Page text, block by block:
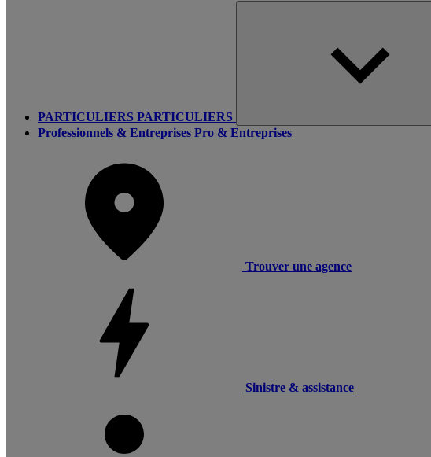
PARTICULIERS PARTICULIERS
Professionnels & Entreprises Pro & Entreprises
Trouver une agence
Sinistre & assistance